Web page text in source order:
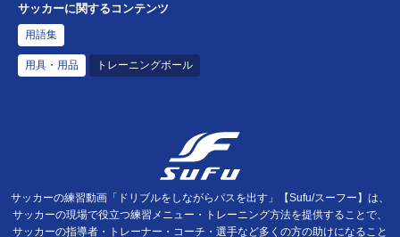
サッカーに関するコンテンツ
用語集
用具・用品 トレーニングボール
サッカーの練習動画「ドリブルをしながらパスを出す」【Sufu/スーフー】は、
サッカーの現場で役立つ練習メニュー・トレーニング方法を提供することで、
サッカーの指導者・トレーナー・コーチ・選手など多くの方の助けになること